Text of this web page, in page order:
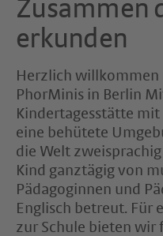
Zusammen
erkunden
Herzlich willkommen
PhorMinis in Berlin
Kindertagesstätte
eine behütete
die Welt
Kind ganztägig von
Pädagoginnen und
Englisch betreut. Für
zur Schule bieten wir